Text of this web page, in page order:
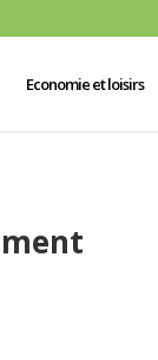
Economie et loisirs